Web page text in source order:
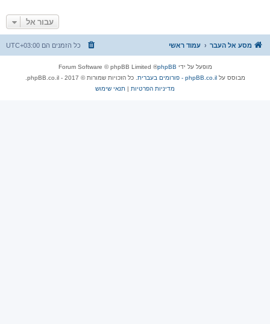
עבור אל
מסע אל העבר עמוד ראשי כל הזמנים הם UTC+03:00
מופעל על ידי phpBB
® Forum Software © phpBB Limited
מבוסס עלphpBB.co.il - פורומים בעברית
. כל הזכויות שמורות © 2017 - phpBB.co.il.
מדיניות הפרטיות | תנאי שימוש